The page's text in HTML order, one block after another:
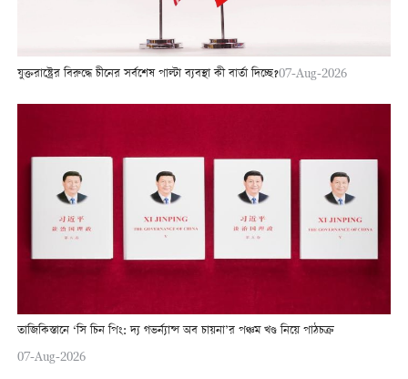
যুক্তরাষ্ট্রের বিরুদ্ধে চীনের সর্বশেষ পাল্টা ব্যবস্থা কী বার্তা দিচ্ছে?07-Aug-2026
তাজিকিস্তানে ‘সি চিন পিং: দ্য গভর্ন্যান্স অব চায়না’র পঞ্চম খণ্ড নিয়ে পাঠচক্র
07-Aug-2026